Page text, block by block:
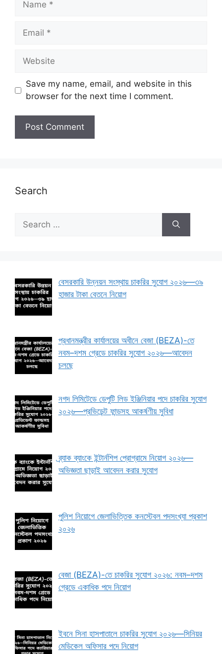
Email
Website
Save my name, email, and website in this
browser for the next time I comment.
Search
for:
বেসরকারি উন্নয়ন সংস্থায় চাকরির সুযোগ ২০২৬—৩৯
হাজার টাকা বেতনে নিয়োগ
প্রধানমন্ত্রীর কার্যালয়ের অধীনে বেজা (BEZA)-তে
নবম–দশম গ্রেডে চাকরির সুযোগ ২০২৬—আবেদন
চলছে
নগদ লিমিটেডে ডেপুটি লিড ইঞ্জিনিয়ার পদে চাকরির সুযোগ
২০২৬—প্রভিডেন্ট ফান্ডসহ আকর্ষণীয় সুবিধা
ব্র্যাক ব্যাংকে ইন্টার্নশিপ প্রোগ্রামে নিয়োগ ২০২৬—
অভিজ্ঞতা ছাড়াই আবেদন করার সুযোগ
পুলিশ নিয়োগে জেলাভিত্তিক কনস্টেবল পদসংখ্যা প্রকাশ
২০২৬
বেজা (BEZA)-তে চাকরির সুযোগ ২০২৬: নবম–দশম
গ্রেডে একাধিক পদে নিয়োগ
ইবনে সিনা হাসপাতালে চাকরির সুযোগ ২০২৬—সিনিয়র
মেডিকেল অফিসার পদে নিয়োগ